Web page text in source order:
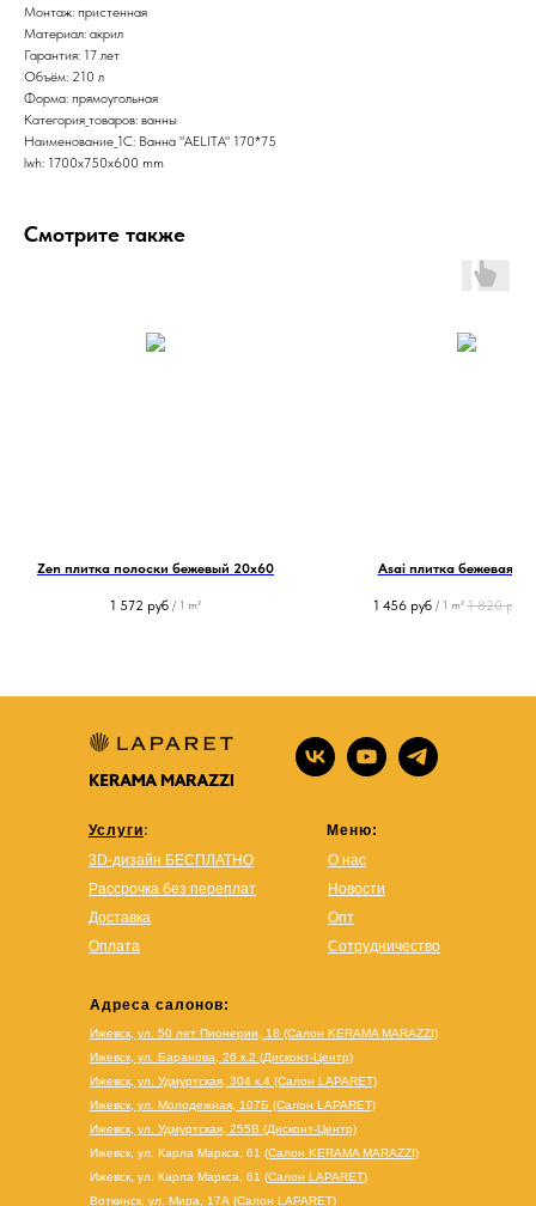
Монтаж: пристенная
Материал: акрил
Гарантия: 17 лет
Объём: 210 л
Форма: прямоугольная
Категория_товаров: ванны
Наименование_1С: Ванна "AELITA" 170*75
lwh: 1700x750x600 mm
Смотрите также
Zen плитка полоски бежевый 20х60
1 572 руб / 1 m²
Asai плитка бежевая
1 456 руб / 1 m² 1 820 руб
Услуги:
3D-дизайн БЕСПЛАТНО
Рассрочка без переплат
Доставка
Оплата
Меню:
О нас
Новости
Опт
Сотрудничество
Адреса салонов:
Ижевск, ул. 50 лет Пионерии, 18 (Салон KERAMA MARAZZI)
Ижевск, ул. Баранова, 26 к.2 (Дисконт-Центр)
Ижевск, ул. Удмуртская, 304 к.4 (Салон LAPARET)
Ижевск, ул. Молодежная, 107Б (Салон LAPARET)
Ижевск, ул. Удмуртская, 255В (Дисконт-Центр)
Ижевск, ул. Карла Маркса, 61 (Салон KERAMA MARAZZI)
Ижевск, ул. Карла Маркса, 61 (Салон LAPARET)
Воткинск, ул. Мира, 17А (Салон LAPARET)